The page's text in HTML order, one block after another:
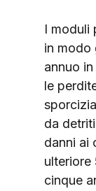
I moduli
in modo
annuo
le
da
danni ai
ulteriore
cinque